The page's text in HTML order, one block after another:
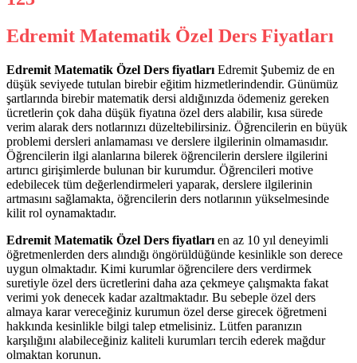
Edremit Matematik Özel Ders Fiyatları
Edremit Matematik Özel Ders fiyatları Edremit Şubemiz de en
düşük seviyede tutulan birebir eğitim hizmetlerindendir. Günümüz
şartlarında birebir matematik dersi aldığınızda ödemeniz gereken
ücretlerin çok daha düşük fiyatına özel ders alabilir, kısa sürede
verim alarak ders notlarınızı düzeltebilirsiniz. Öğrencilerin en büyük
problemi dersleri anlamaması ve derslere ilgilerinin olmamasıdır.
Öğrencilerin ilgi alanlarına bilerek öğrencilerin derslere ilgilerini
artırıcı girişimlerde bulunan bir kurumdur. Öğrencileri motive
edebilecek tüm değerlendirmeleri yaparak, derslere ilgilerinin
artmasını sağlamakta, öğrencilerin ders notlarının yükselmesinde
kilit rol oynamaktadır.
Edremit Matematik Özel Ders fiyatları en az 10 yıl deneyimli
öğretmenlerden ders alındığı öngörüldüğünde kesinlikle son derece
uygun olmaktadır. Kimi kurumlar öğrencilere ders verdirmek
suretiyle özel ders ücretlerini daha aza çekmeye çalışmakta fakat
verimi yok denecek kadar azaltmaktadır. Bu sebeple özel ders
almaya karar vereceğiniz kurumun özel derse girecek öğretmeni
hakkında kesinlikle bilgi talep etmelisiniz. Lütfen paranızın
karşılığını alabileceğiniz kaliteli kurumları tercih ederek mağdur
olmaktan korunun.